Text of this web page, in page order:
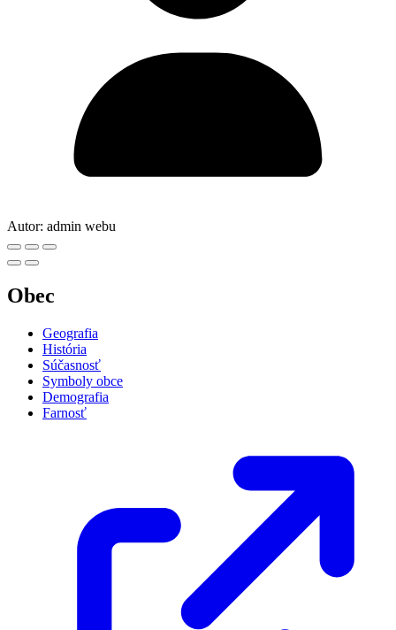
Autor: admin webu
Obec
Geografia
História
Súčasnosť
Symboly obce
Demografia
Farnosť